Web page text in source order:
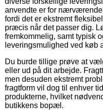
anvendte er for
fordi det er ekstremt
præcis når det passer dig.
fremkommelig, samt typisk
leveringsmulighed ved køb
Du burde tillige prøve at
eller ud på dit arbejde.
men desuden ekstremt
fragtform vil dog til enhver
produkterne, hvilket
butikkens bopæl.